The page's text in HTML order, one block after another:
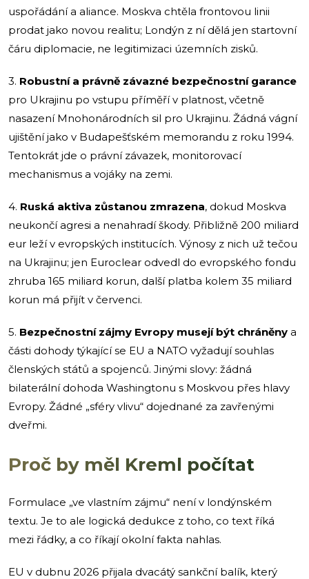
uspořádání a aliance. Moskva chtěla frontovou linii
prodat jako novou realitu; Londýn z ní dělá jen startovní
čáru diplomacie, ne legitimizaci územních zisků.
3. Robustní a právně závazné bezpečnostní garance
pro Ukrajinu po vstupu příměří v platnost, včetně
nasazení Mnohonárodních sil pro Ukrajinu. Žádná vágní
ujištění jako v Budapešťském memorandu z roku 1994.
Tentokrát jde o právní závazek, monitorovací
mechanismus a vojáky na zemi.
4. Ruská aktiva zůstanou zmrazena, dokud Moskva
neukončí agresi a nenahradí škody. Přibližně 200 miliard
eur leží v evropských institucích. Výnosy z nich už tečou
na Ukrajinu; jen Euroclear odvedl do evropského fondu
zhruba 165 miliard korun, další platba kolem 35 miliard
korun má přijít v červenci.
5. Bezpečnostní zájmy Evropy musejí být chráněny a
části dohody týkající se EU a NATO vyžadují souhlas
členských států a spojenců. Jinými slovy: žádná
bilaterální dohoda Washingtonu s Moskvou přes hlavy
Evropy. Žádné „sféry vlivu“ dojednané za zavřenými
dveřmi.
Proč by měl Kreml počítat
Formulace „ve vlastním zájmu“ není v londýnském
textu. Je to ale logická dedukce z toho, co text říká
mezi řádky, a co říkají okolní fakta nahlas.
EU v dubnu 2026 přijala dvacátý sankční balík, který